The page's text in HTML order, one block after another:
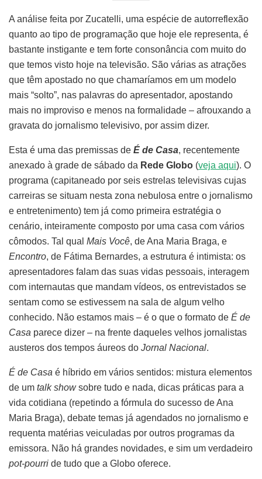
A análise feita por Zucatelli, uma espécie de autorreflexão
quanto ao tipo de programação que hoje ele representa, é
bastante instigante e tem forte consonância com muito do
que temos visto hoje na televisão. São várias as atrações
que têm apostado no que chamaríamos em um modelo
mais “solto”, nas palavras do apresentador, apostando
mais no improviso e menos na formalidade – afrouxando a
gravata do jornalismo televisivo, por assim dizer.
Esta é uma das premissas de É de Casa, recentemente
anexado à grade de sábado da Rede Globo (veja aqui). O
programa (capitaneado por seis estrelas televisivas cujas
carreiras se situam nesta zona nebulosa entre o jornalismo
e entretenimento) tem já como primeira estratégia o
cenário, inteiramente composto por uma casa com vários
cômodos. Tal qual Mais Você, de Ana Maria Braga, e
Encontro, de Fátima Bernardes, a estrutura é intimista: os
apresentadores falam das suas vidas pessoais, interagem
com internautas que mandam vídeos, os entrevistados se
sentam como se estivessem na sala de algum velho
conhecido. Não estamos mais – é o que o formato de É de
Casa parece dizer – na frente daqueles velhos jornalistas
austeros dos tempos áureos do Jornal Nacional.
É de Casa é híbrido em vários sentidos: mistura elementos
de um talk showsobre tudo e nada, dicas práticas para a
vida cotidiana (repetindo a fórmula do sucesso de Ana
Maria Braga), debate temas já agendados no jornalismo e
requenta matérias veiculadas por outros programas da
emissora. Não há grandes novidades, e sim um verdadeiro
pot-pourri de tudo que a Globo oferece.